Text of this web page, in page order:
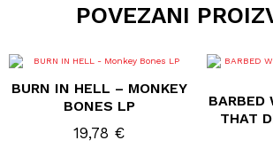
POVEZANI
BURN IN HELL – MONKEY
BONES LP
19,78 €
BARBED
THAT